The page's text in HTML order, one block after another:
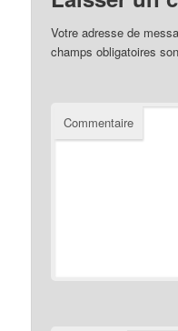
Votre adresse de
champs obligatoires
Commentaire